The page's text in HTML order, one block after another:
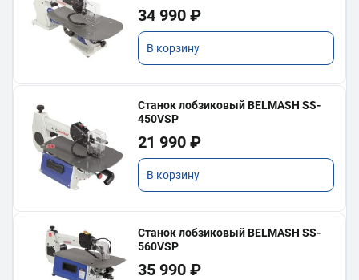
34 990 ₽
В корзину
Станок лобзиковый BELMASH SS-
450VSP
21 990 ₽
В корзину
Станок лобзиковый BELMASH SS-
560VSP
35 990 ₽